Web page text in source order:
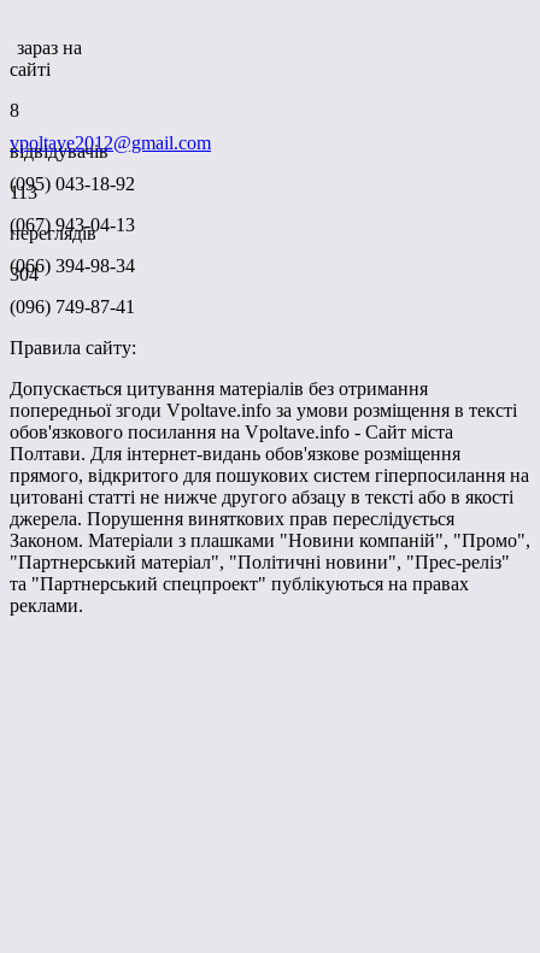
зараз на
сайті
8
відвідувачів
113
переглядів
304
vpoltave2012@gmail.com
(095) 043-18-92
(067) 943-04-13
(066) 394-98-34
(096) 749-87-41
Правила сайту:
Допускається цитування матеріалів без отримання
попередньої згоди Vpoltave.info за умови розміщення в тексті
обов'язкового посилання на Vpoltave.info - Сайт міста
Полтави. Для інтернет-видань обов'язкове розміщення
прямого, відкритого для пошукових систем гіперпосилання на
цитовані статті не нижче другого абзацу в тексті або в якості
джерела. Порушення виняткових прав переслідується
Законом. Матеріали з плашками "Новини компаній", "Промо",
"Партнерський матеріал", "Політичні новини", "Прес-реліз"
та "Партнерський спецпроект" публікуються на правах
реклами.